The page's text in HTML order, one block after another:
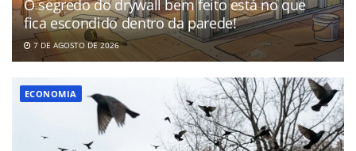
O segredo do drywall bem feito está no que
fica escondido dentro da parede!
7 DE AGOSTO DE 2026
ECONOMIA